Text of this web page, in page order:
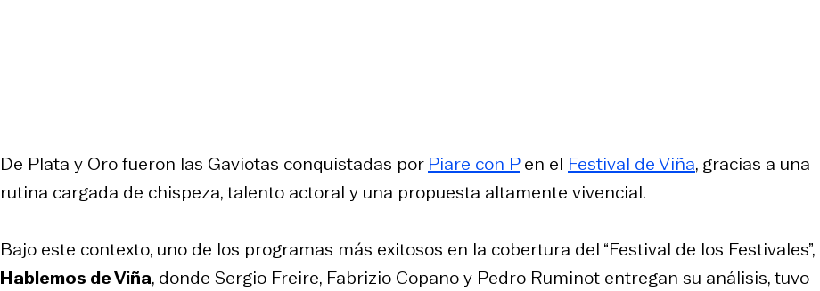
De Plata y Oro fueron las Gaviotas conquistadas por Piare con Pen el Festival de Viña, gracias a una
rutina cargada de chispeza, talento actoral y una propuesta altamente vivencial.
Bajo este contexto, uno de los programas más exitosos en la cobertura del “Festival de los Festivales”,
Hablemos de Viña, donde Sergio Freire, Fabrizio Copano y Pedro Ruminot entregan su análisis, tuvo